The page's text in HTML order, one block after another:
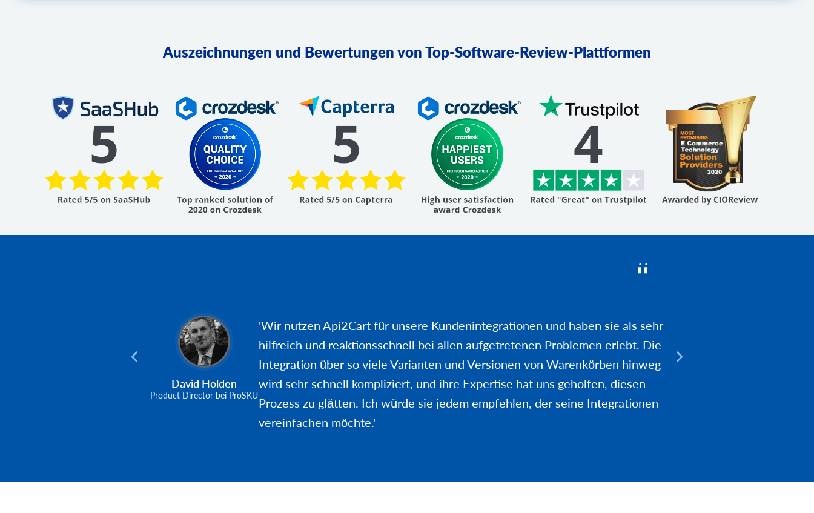
Auszeichnungen und Bewertungen von Top-Software-Review-Plattformen
David Holden
Product Director bei ProSKU
'Wir nutzen Api2Cart für unsere Kundenintegrationen und haben sie als sehr
hilfreich und reaktionsschnell bei allen aufgetretenen Problemen erlebt. Die
Integration über so viele Varianten und Versionen von Warenkörben hinweg
wird sehr schnell kompliziert, und ihre Expertise hat uns geholfen, diesen
Prozess zu glätten. Ich würde sie jedem empfehlen, der seine Integrationen
vereinfachen möchte.'